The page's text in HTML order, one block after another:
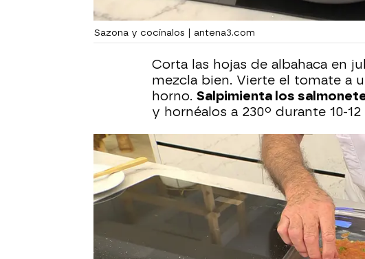
Sazona y cocínalos | antena3.com
Corta las hojas de albahaca en
mezcla bien. Vierte el tomate a
horno. Salpimienta los
y hornéalos a 230º durante 10-